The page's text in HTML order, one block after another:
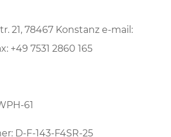
21, 78467 Konstanz e-mail:
+49 7531 2860 165
61
D-F-143-F4SR-25